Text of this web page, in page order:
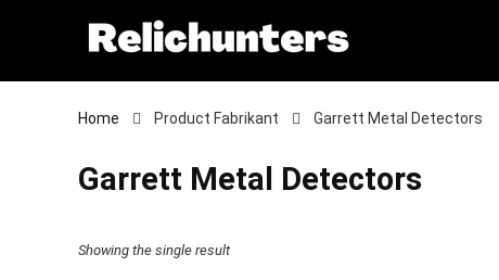
Home Product Fabrikant ‎Garrett Metal Detectors
‎Garrett Metal Detectors
Showing the single result